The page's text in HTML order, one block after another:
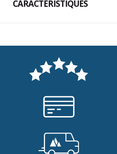
CARACTÉRISTIQUES